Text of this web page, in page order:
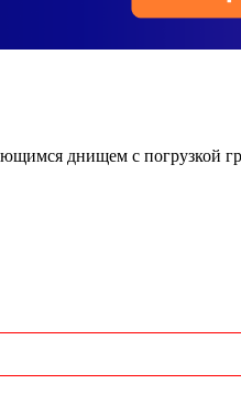
днищем с погрузкой